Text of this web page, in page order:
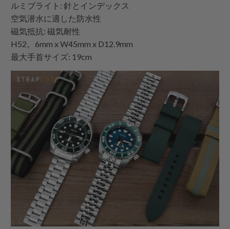
ルミブライト: 針とインデックス
空気潜水に適した防水性
磁気抵抗: 磁気耐性
H52。6mm x W45mm x D12.9mm
最大手首サイズ: 19cm